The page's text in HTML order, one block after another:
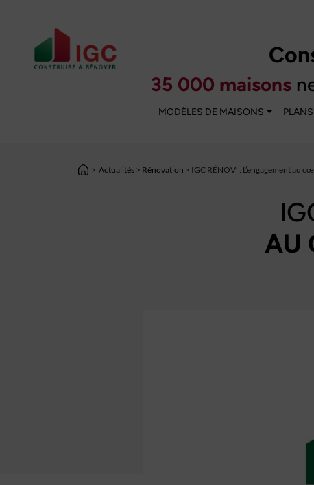
35 000 maisons
MODÈLES DE MAISONS
> Actualités > Rénovation > IGC RÉNOV’ : L’engagement au
AU